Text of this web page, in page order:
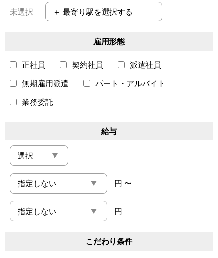
＋ 最寄り駅を選択する
雇用形態
正社員 契約社員
派遣社員
無期雇用派遣
パート・アルバイト
業務委託
給与
円 〜
円
こだわり条件